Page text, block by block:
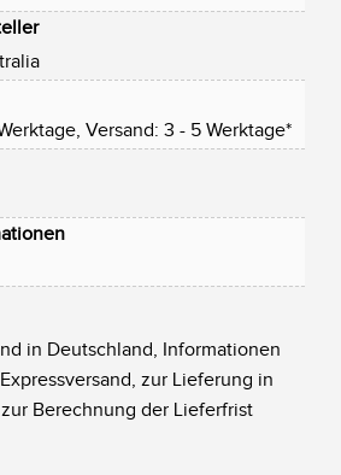
Versand: 3 - 5 Werktage*
in Deutschland, Informationen
zur Lieferung in
Berechnung der Lieferfrist